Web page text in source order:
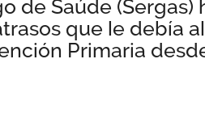
de Saúde
que le debía
Primaria